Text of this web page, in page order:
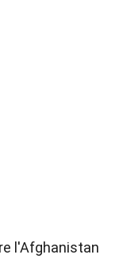
l'Afghanistan